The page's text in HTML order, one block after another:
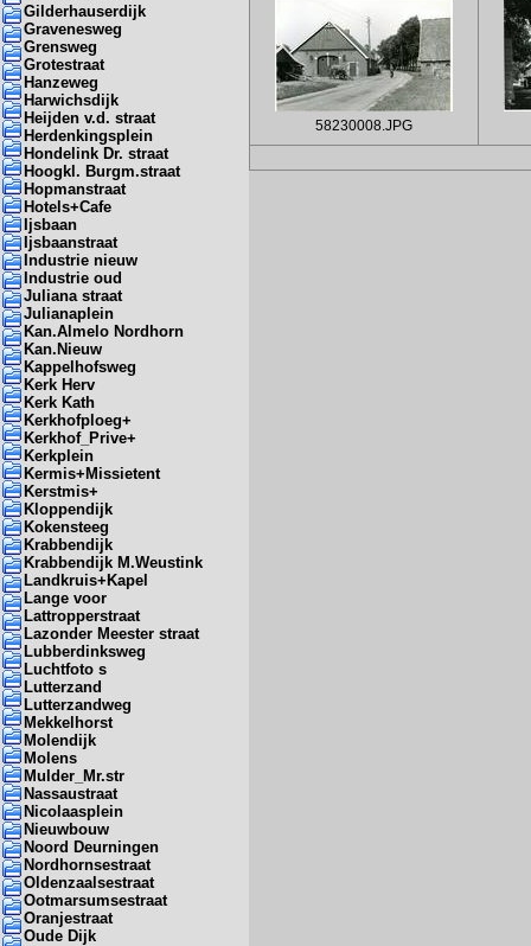
Gilderhauserdijk
Gravenesweg
Grensweg
Grotestraat
Hanzeweg
Harwichsdijk
Heijden v.d. straat
Herdenkingsplein
Hondelink Dr. straat
Hoogkl. Burgm.straat
Hopmanstraat
Hotels+Cafe
Ijsbaan
Ijsbaanstraat
Industrie nieuw
Industrie oud
Juliana straat
Julianaplein
Kan.Almelo Nordhorn
Kan.Nieuw
Kappelhofsweg
Kerk Herv
Kerk Kath
Kerkhofploeg+
Kerkhof_Prive+
Kerkplein
Kermis+Missietent
Kerstmis+
Kloppendijk
Kokensteeg
Krabbendijk
Krabbendijk M.Weustink
Landkruis+Kapel
Lange voor
Lattropperstraat
Lazonder Meester straat
Lubberdinksweg
Luchtfoto s
Lutterzand
Lutterzandweg
Mekkelhorst
Molendijk
Molens
Mulder_Mr.str
Nassaustraat
Nicolaasplein
Nieuwbouw
Noord Deurningen
Nordhornsestraat
Oldenzaalsestraat
Ootmarsumsestraat
Oranjestraat
Oude Dijk
58230008.JPG